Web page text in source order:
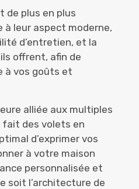
de plus en plus
à leur aspect moderne,
d’entretien, et la
offrent, afin de
à vos goûts et
alliée aux multiples
fait des volets en
d’exprimer vos
à votre maison
personnalisée et
soit l’architecture de